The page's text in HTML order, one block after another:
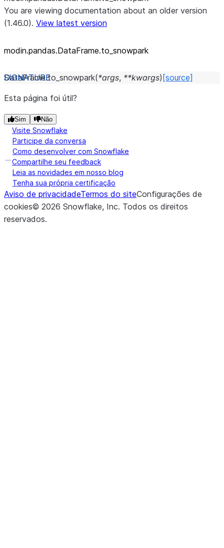
You are viewing documentation about an older version
(1.46.0). View latest version
modin.pandas.DataFrame.to_ snowpark
DataFrame.to_snowpark(*args, **kwargs) [source]
Esta página foi útil?
Sim Não
Visite Snowflake
Participe da conversa
Como desenvolver com Snowflake
Compartilhe seu feedback
Leia as novidades em nosso blog
Tenha sua própria certificação
Aviso de privacidadeTermos do siteConfigurações de
cookies© 2026 Snowflake, Inc. Todos os direitos
reservados.